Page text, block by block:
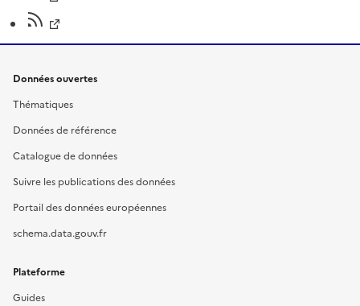
Données ouvertes
Thématiques
Données de référence
Catalogue de données
Suivre les publications des données
Portail des données européennes
schema.data.gouv.fr
Plateforme
Guides